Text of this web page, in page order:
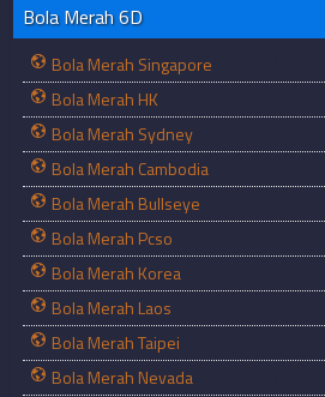
Bola Merah 6D
Bola Merah Singapore
Bola Merah HK
Bola Merah Sydney
Bola Merah Cambodia
Bola Merah Bullseye
Bola Merah Pcso
Bola Merah Korea
Bola Merah Laos
Bola Merah Taipei
Bola Merah Nevada